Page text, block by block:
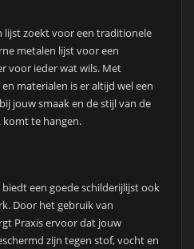
lijst zoekt voor een traditionele
metalen lijst voor een
voor ieder wat wils. Met
materialen is er altijd wel een
jouw smaak en de stijl van de
te hangen.
een goede schilderijlijst ook
Door het gebruik van
Praxis ervoor dat jouw
zijn tegen stof, vocht en